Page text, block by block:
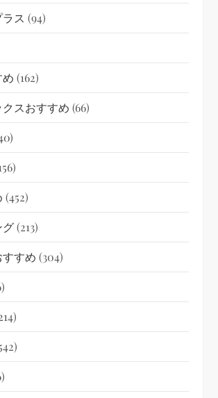
ス (94)
め (162)
スおすすめ (66)
(452)
グ(213)
すめ (304)